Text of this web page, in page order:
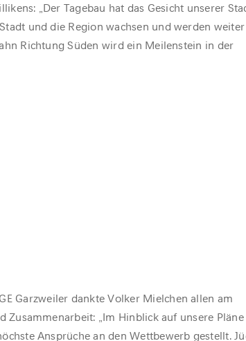
„Der Tagebau hat das Gesicht unserer
und die Region wachsen und werden
Richtung Süden wird ein Meilenstein in der
Garzweiler dankte Volker Mielchen allen am
„Im Hinblick auf unsere
Ansprüche an den Wettbewerb gestellt.